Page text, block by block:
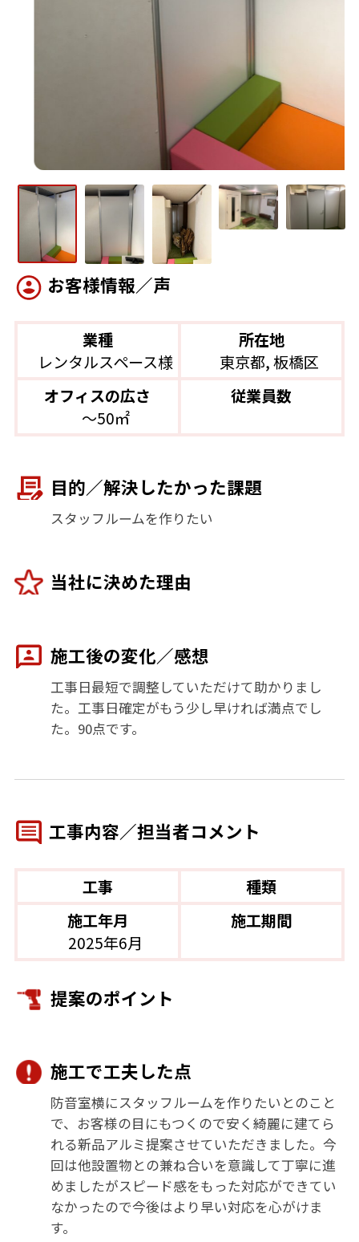
お客様情報／声
業種
レンタルスペース様
所在地
東京都, 板橋区
オフィスの広さ
〜50㎡
従業員数
目的／解決したかった課題
スタッフルームを作りたい
当社に決めた理由
施工後の変化／感想
工事日最短で調整していただけて助かりまし
た。工事日確定がもう少し早ければ満点でし
た。90点です。
工事内容／担当者コメント
工事
種類
施工年月
2025年6月
施工期間
提案のポイント
施工で工夫した点
防音室横にスタッフルームを作りたいとのこと
で、お客様の目にもつくので安く綺麗に建てら
れる新品アルミ提案させていただきました。今
回は他設置物との兼ね合いを意識して丁寧に進
めましたがスピード感をもった対応ができてい
なかったので今後はより早い対応を心がけま
す。